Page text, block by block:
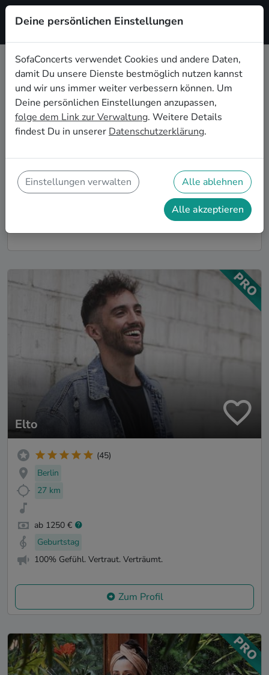
Registrieren
Instrumentale Live-Musik für die
Geburtstagsfeier in Potsdam
Du möchtest Deine diesjährige Geburtstagsfeier in
Potsdam zu einem unvergesslichen Erlebnis machen?
findest Du Instrumentale Musiker*innen und Bands
für Deine Geburtstagsfeier in Potsdam, die genau zu
Deiner Feier und Deinen Wünschen passen.
So funktioniert's!
Elto
(45)
Berlin
27 km
ab 1250 €
Geburtstag
100% Gefühl. Vertraut. Verträumt.
Zum Profil
Deine persönlichen Einstellungen
SofaConcerts verwendet Cookies und andere Daten,
damit Du unsere Dienste bestmöglich nutzen kannst
und wir uns immer weiter verbessern können. Um
Deine persönlichen Einstellungen anzupassen,
folge dem Link zur Verwaltung. Weitere Details
findest Du in unserer Datenschutzerklärung.
Einstellungen verwalten Alle ablehnen
Alle akzeptieren